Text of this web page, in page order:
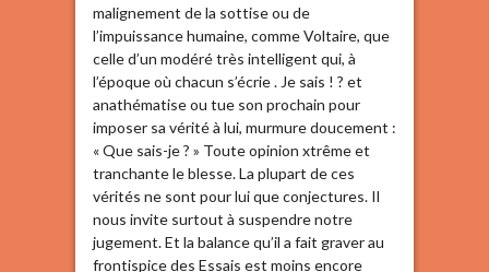
malignement de la sottise ou de
l’impuissance humaine, comme Voltaire, que
celle d’un modéré très intelligent qui, à
l’époque où chacun s’écrie . Je sais ! ? et
anathématise ou tue son prochain pour
imposer sa vérité à lui, murmure doucement :
« Que sais-je ? » Toute opinion xtrême et
tranchante le blesse. La plupart de ces
vérités ne sont pour lui que conjectures. Il
nous invite surtout à suspendre notre
jugement. Et la balance qu’il a fait graver au
frontispice des Essais est moins encore